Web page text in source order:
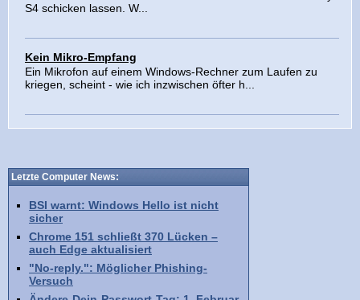
S4 schicken lassen. W...
Kein Mikro-Empfang
Ein Mikrofon auf einem Windows-Rechner zum Laufen zu
kriegen, scheint - wie ich inzwischen öfter h...
Letzte Computer News:
BSI warnt: Windows Hello ist nicht
sicher
Chrome 151 schließt 370 Lücken –
auch Edge aktualisiert
"No-reply.": Möglicher Phishing-
Versuch